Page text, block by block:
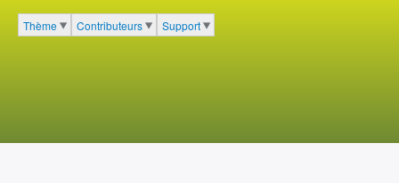
Menu du portail à 3 entrées
Thème Contributeurs Support